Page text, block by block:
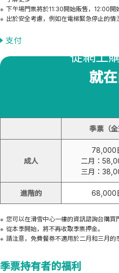
下午場門票將於11:30開始販售，12:00開
出於安全考慮，例如在電梯緊急停止的情
支付
從網上
就
季票（全
成人
78,000
二月：
三月：
進階的 68,000
您可以在滑雪中心一樓的資訊諮詢台購買
從本季開始，將不再收取季票押金。
請注意，免費餐券不適用於二月和三月的
季票持有者的福利